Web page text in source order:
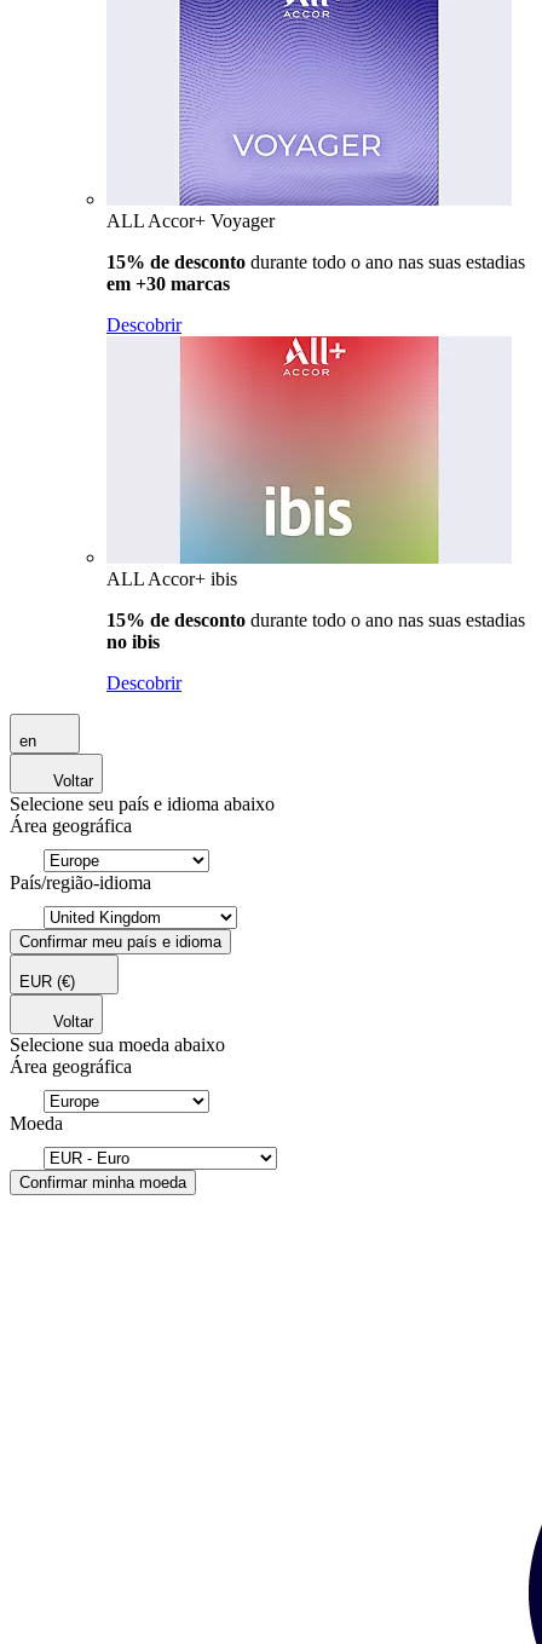
ALL Accor+ Voyager
15% de desconto durante todo o ano nas suas estadias
em +30 marcas
Descobrir
ALL Accor+ ibis
15% de desconto durante todo o ano nas suas estadias
no ibis
Descobrir
en
Voltar
Selecione seu país e idioma abaixo
Área geográfica
País/região-idioma
Confirmar meu país e idioma
EUR (€)
Voltar
Selecione sua moeda abaixo
Área geográfica
Moeda
Confirmar minha moeda